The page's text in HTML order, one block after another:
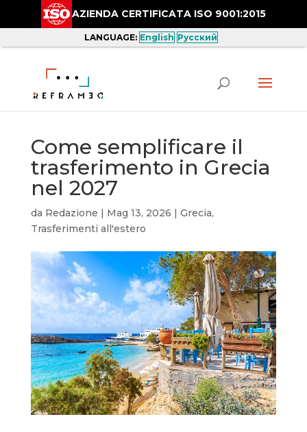
Come semplificare il
trasferimento in Grecia
nel 2027
da Redazione Mag 13, 2026 Grecia,
Trasferimenti all'estero
AZIENDA CERTIFICATA ISO 9001:2015
LANGUAGE: English Русский